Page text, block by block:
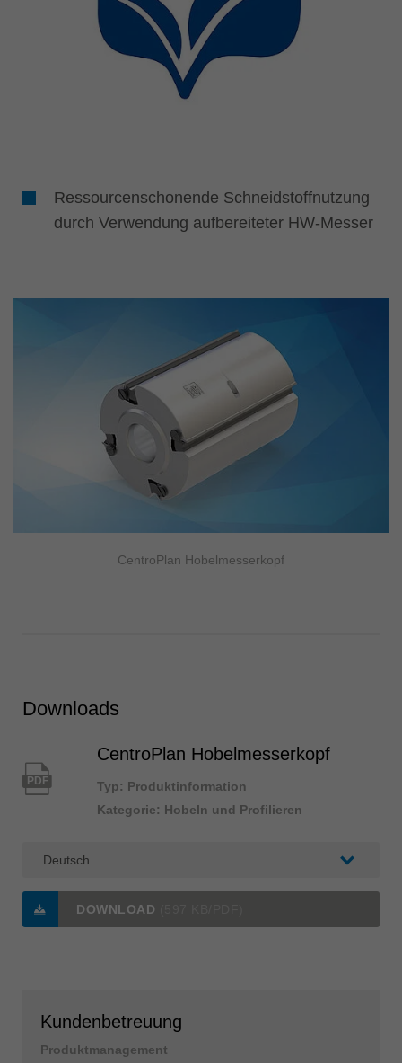
Ressourcenschonende Schneidstoffnutzung
durch Verwendung aufbereiteter HW-Messer
CentroPlan Hobelmesserkopf
Downloads
PDF
CentroPlan Hobelmesserkopf
Typ: Produktinformation
Kategorie: Hobeln und Profilieren
DOWNLOAD
Kundenbetreuung
Produktmanagement